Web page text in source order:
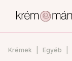
Krémek Egyéb